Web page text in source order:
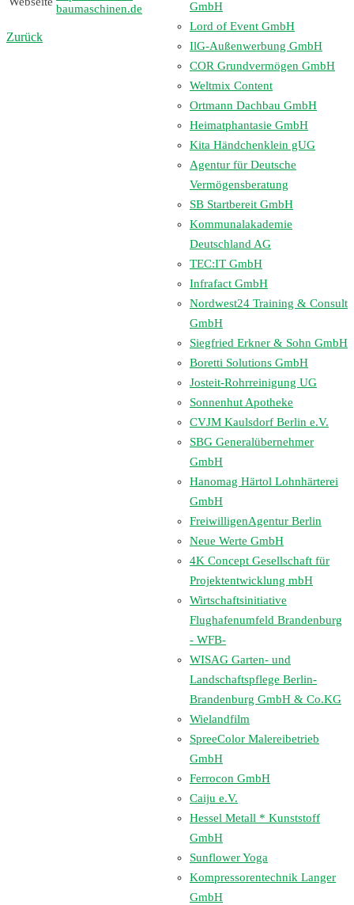
baumaschinen.de
Zurück
GmbH
Lord of Event GmbH
IlG-Außenwerbung GmbH
COR Grundvermögen GmbH
Weltmix Content
Ortmann Dachbau GmbH
Heimatphantasie GmbH
Kita Händchenklein gUG
Agentur für Deutsche
Vermögensberatung
SB Startbereit GmbH
Kommunalakademie
Deutschland AG
TEC:IT GmbH
Infrafact GmbH
Nordwest24 Training & Consult
GmbH
Siegfried Erkner & Sohn GmbH
Boretti Solutions GmbH
Josteit-Rohrreinigung UG
Sonnenhut Apotheke
CVJM Kaulsdorf Berlin e.V.
SBG Generalübernehmer
GmbH
Hanomag Härtol Lohnhärterei
GmbH
FreiwilligenAgentur Berlin
Neue Werte GmbH
4K Concept Gesellschaft für
Projektentwicklung mbH
Wirtschaftsinitiative
Flughafenumfeld Brandenburg
- WFB-
WISAG Garten- und
Landschaftspflege Berlin-
Brandenburg GmbH & Co.KG
Wielandfilm
SpreeColor Malereibetrieb
GmbH
Ferrocon GmbH
Caiju e.V.
Hessel Metall * Kunststoff
GmbH
Sunflower Yoga
Kompressorentechnik Langer
GmbH